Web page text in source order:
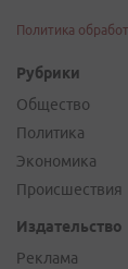
Политика
Рубрики
Общество
Политика
Экономика
Происшествия
Издательство
Реклама